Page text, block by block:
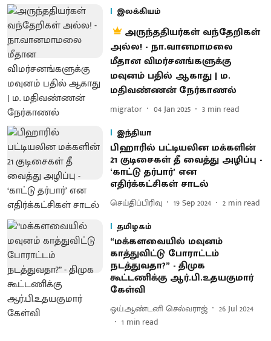
இலக்கியம்
அருந்ததியர்கள் வந்தேறிகள்
அல்ல! - நா.வானமாமலை
மீதான விமர்சனங்களுக்கு
மவுனம் பதில் ஆகாது | ம.
மதிவண்ணன் நேர்காணல்
migrator 04 Jan 2025 3 min read
இந்தியா
பிஹாரில் பட்டியலின மக்களின்
21 குடிசைகள் தீ வைத்து அழிப்பு -
‘காட்டு தர்பார்’ என
எதிர்க்கட்சிகள் சாடல்
செய்திப்பிரிவு 19 Sep 2024 2 min read
தமிழகம்
“மக்களவையில் மவுனம்
காத்துவிட்டு போராட்டம்
நடத்துவதா?” - திமுக
கூட்டணிக்கு ஆர்.பி.உதயகுமார்
கேள்வி
ஒய்.ஆண்டனி செல்வராஜ்
26 Jul 2024
1 min read